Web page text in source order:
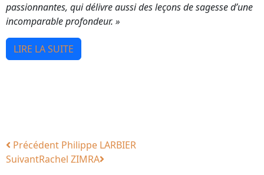
passionnantes, qui délivre aussi des leçons de sagesse d’une
incomparable profondeur. »
LIRE LA SUITE
Précédent Philippe LARBIER
SuivantRachel ZIMRA